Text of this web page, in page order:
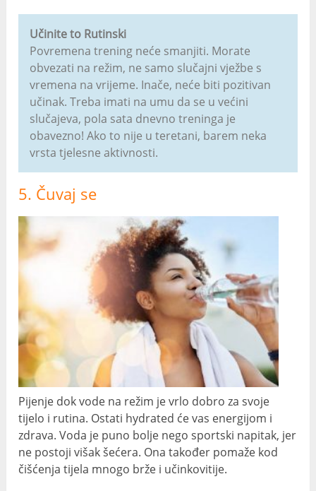
Učinite to Rutinski
Povremena trening neće smanjiti. Morate
obvezati na režim, ne samo slučajni vježbe s
vremena na vrijeme. Inače, neće biti pozitivan
učinak. Treba imati na umu da se u većini
slučajeva, pola sata dnevno treninga je
obavezno! Ako to nije u teretani, barem neka
vrsta tjelesne aktivnosti.
5. Čuvaj se
Pijenje dok vode na režim je vrlo dobro za svoje
tijelo i rutina. Ostati hydrated će vas energijom i
zdrava. Voda je puno bolje nego sportski napitak, jer
ne postoji višak šećera. Ona također pomaže kod
čišćenja tijela mnogo brže i učinkovitije.